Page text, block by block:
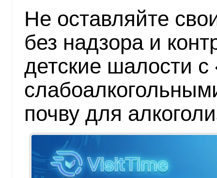
Не оставляйте
без надзора и
детские шалости
почву для